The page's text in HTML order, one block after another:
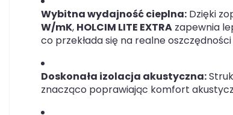
Wybitna wydajność cieplna: Dzięki
W/mK, HOLCIM LITE EXTRA zapewnia
co przekłada się na realne
Doskonała izolacja akustyczna:
znacząco poprawiając komfort